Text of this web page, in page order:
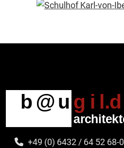
+49 (0) 6432 / 64 52 68-0